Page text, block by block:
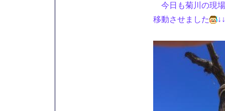
今日も菊川の現
移動させました